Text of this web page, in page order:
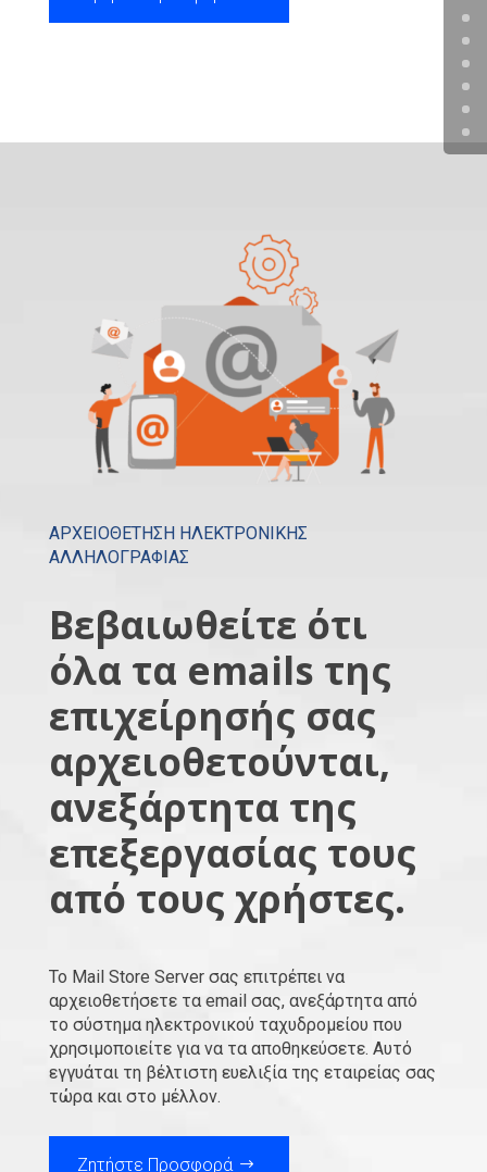
ΑΡΧΕΙΟΘΕΤΗΣΗ ΗΛΕΚΤΡΟΝΙΚΗΣ
ΑΛΛΗΛΟΓΡΑΦΙΑΣ
Βεβαιωθείτε ότι
όλα τα emails της
επιχείρησής σας
αρχειοθετούνται,
ανεξάρτητα της
επεξεργασίας τους
από τους χρήστες.
Το Mail Store Server σας επιτρέπει να
αρχειοθετήσετε τα email σας, ανεξάρτητα από
το σύστημα ηλεκτρονικού ταχυδρομείου που
χρησιμοποιείτε για να τα αποθηκεύσετε. Αυτό
εγγυάται τη βέλτιστη ευελιξία της εταιρείας σας
τώρα και στο μέλλον.
Ζητήστε Προσφορά